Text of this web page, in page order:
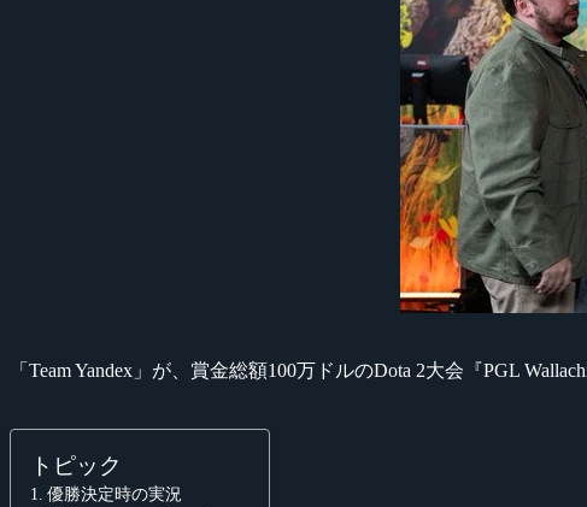
「Team Yandex」が、賞金総額100万ドルのDota 2大会『PGL
トピック
優勝決定時の実況